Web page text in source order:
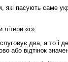
пасують саме
«г».
два, а то і
або відтінок